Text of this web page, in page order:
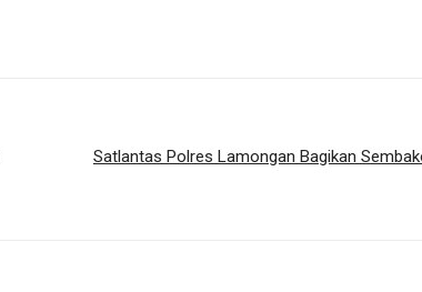
Satlantas Polres Lamongan Bagikan